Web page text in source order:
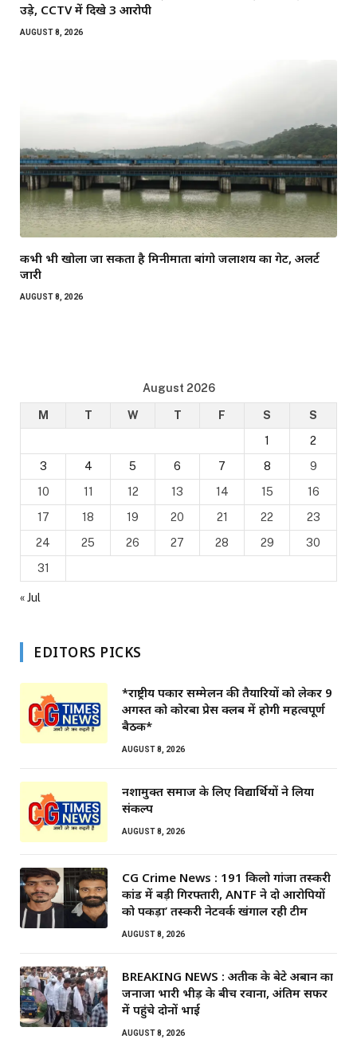
उड़े, CCTV में दिखे 3 आरोपी
AUGUST 8, 2026
कभी भी खोला जा सकता है मिनीमाता बांगो जलाशय का गेट, अलर्ट
जारी
AUGUST 8, 2026
August 2026
M T W T F S
S
1
2
3
4 5 6 7 8
9
10
11 12 13 14 15
16
17
18 19 20 21 22
23
24
25 26 27 28 29
30
31
« Jul
EDITORS PICKS
*राष्ट्रीय पत्रकार सम्मेलन की तैयारियों को लेकर 9
अगस्त को कोरबा प्रेस क्लब में होगी महत्वपूर्ण
बैठक*
AUGUST 8, 2026
नशामुक्त समाज के लिए विद्यार्थियों ने लिया
संकल्प
AUGUST 8, 2026
CG Crime News : 191 किलो गांजा तस्करी
कांड में बड़ी गिरफ्तारी, ANTF ने दो आरोपियों
को पकड़ा’ तस्करी नेटवर्क खंगाल रही टीम
AUGUST 8, 2026
BREAKING NEWS : अतीक के बेटे अबान का
जनाजा भारी भीड़ के बीच रवाना, अंतिम सफर
में पहुंचे दोनों भाई
AUGUST 8, 2026